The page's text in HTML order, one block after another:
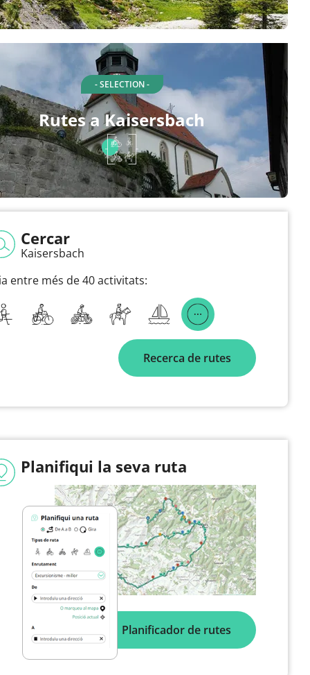
- SELECTION -
Rutes a Kaisersbach
Cercar
Kaisersbach
entre més de 40 activitats:
Recerca de rutes
Planifiqui la seva ruta
Planificador de rutes